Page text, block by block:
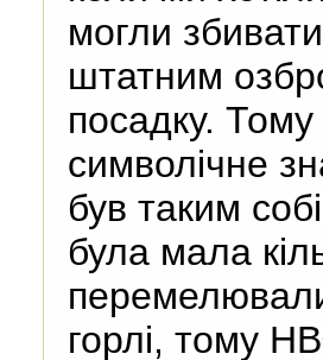
могли
штатним
посадку.
символічне
був таким
була мала
горлі, тому